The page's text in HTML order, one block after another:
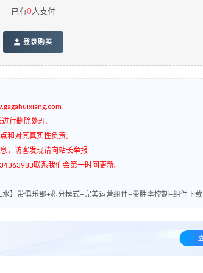
已有0人支付
登录购买
行删除处理。
和对其真实性负责。
，访客发现请向站长举报
联系我们会第一时间更新。
水】带俱乐部+积分模式+完美运营组件+带胜率控制+组件下载